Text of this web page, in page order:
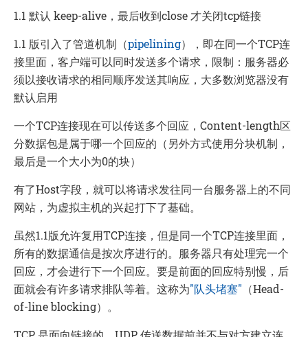
1.1 默认 keep-alive，最后收到close 才关闭tcp链接
1.1 版引入了管道机制（pipelining），即在同一个TCP连
接里面，客户端可以同时发送多个请求，限制：服务器必
须以接收请求的相同顺序发送其响应，大多数浏览器没有
默认启用
一个TCP连接现在可以传送多个回应，Content-length区
分数据包是属于哪一个回应的（另外方式使用分块机制，
最后是一个大小为0的块）
有了Host字段，就可以将请求发往同一台服务器上的不同
网站，为虚拟主机的兴起打下了基础。
虽然1.1版允许复用TCP连接，但是同一个TCP连接里面，
所有的数据通信是按次序进行的。服务器只有处理完一个
回应，才会进行下一个回应。要是前面的回应特别慢，后
面就会有许多请求排队等着。这称为"队头堵塞" （Head-
of-line blocking）。